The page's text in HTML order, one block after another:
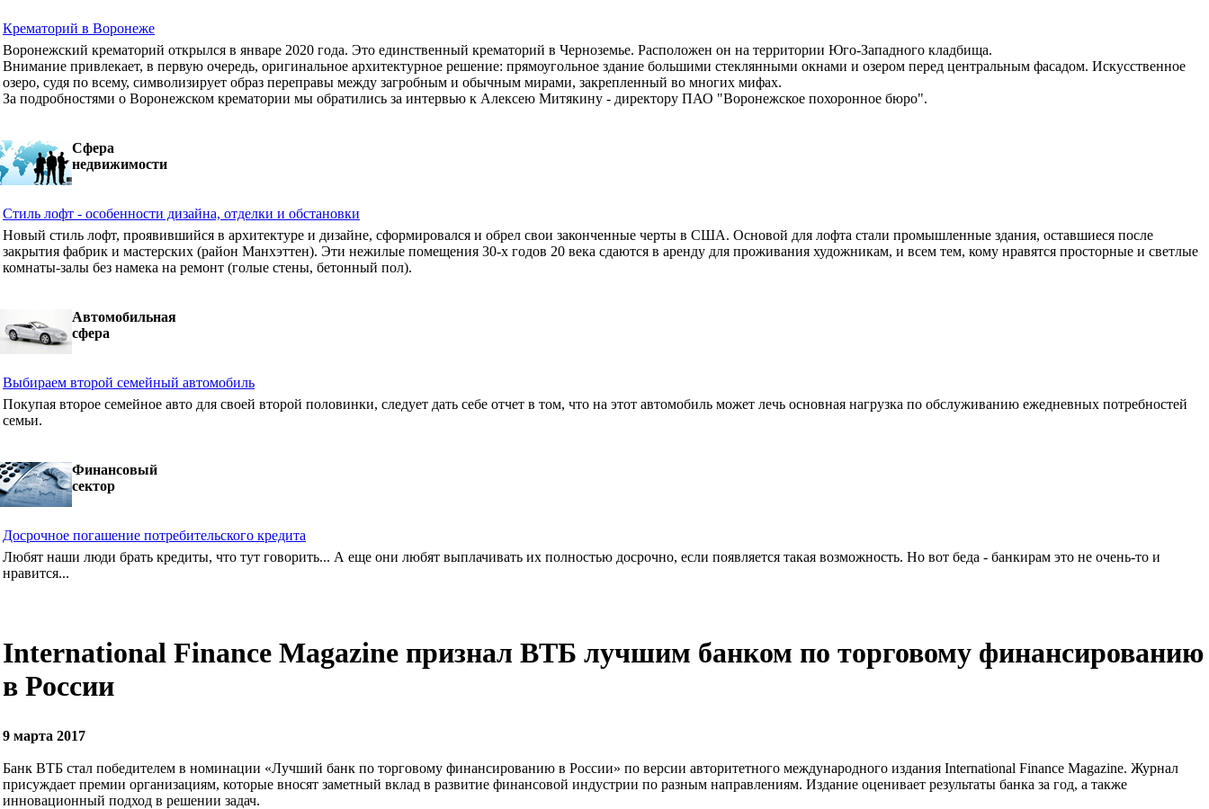
Крематорий в Воронеже
Воронежский крематорий открылся в январе 2020 года. Это единственный крематорий в Черноземье. Расположен он на территории Юго-Западного кладбища.
Внимание привлекает, в первую очередь, оригинальное архитектурное решение: прямоугольное здание большими стеклянными окнами и озером перед центральным фасадом. Искусственное
озеро, судя по всему, символизирует образ переправы между загробным и обычным мирами, закрепленный во многих мифах.
За подробностями о Воронежском крематории мы обратились за интервью к Алексею Митякину - директору ПАО "Воронежское похоронное бюро".
Сфера
недвижимости
Стиль лофт - особенности дизайна, отделки и обстановки
Новый стиль лофт, проявившийся в архитектуре и дизайне, сформировался и обрел свои законченные черты в США. Основой для лофта стали промышленные здания, оставшиеся после
закрытия фабрик и мастерских (район Манхэттен). Эти нежилые помещения 30-х годов 20 века сдаются в аренду для проживания художникам, и всем тем, кому нравятся просторные и светлые
комнаты-залы без намека на ремонт (голые стены, бетонный пол).
Автомобильная
сфера
Выбираем второй семейный автомобиль
Покупая второе семейное авто для своей второй половинки, следует дать себе отчет в том, что на этот автомобиль может лечь основная нагрузка по обслуживанию ежедневных потребностей
семьи.
Финансовый
сектор
Досрочное погашение потребительского кредита
Любят наши люди брать кредиты, что тут говорить... А еще они любят выплачивать их полностью досрочно, если появляется такая возможность. Но вот беда - банкирам это не очень-то и
нравится...
International Finance Magazine признал ВТБ лучшим банком по торговому финансированию
в России
9 марта 2017
Банк ВТБ стал победителем в номинации «Лучший банк по торговому финансированию в России» по версии авторитетного международного издания International Finance Magazine. Журнал
присуждает премии организациям, которые вносят заметный вклад в развитие финансовой индустрии по разным направлениям. Издание оценивает результаты банка за год, а также
инновационный подход в решении задач.